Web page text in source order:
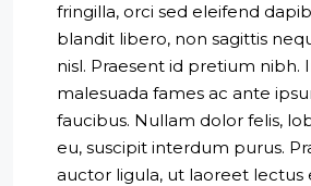
fringilla, orci sed eleifend
blandit libero, non sagittis
nisl. Praesent id pretium
malesuada fames ac ante
faucibus. Nullam dolor felis,
eu, suscipit interdum purus.
auctor ligula, ut laoreet lectus